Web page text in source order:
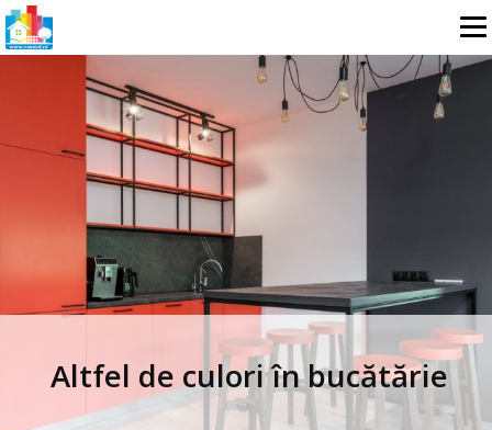
Minimalism Japonez la
Salone del Mobile 2023